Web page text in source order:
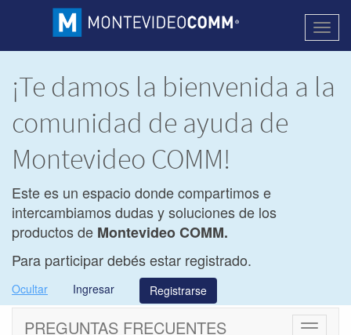
¡Te damos la bienvenida a la
comunidad de ayuda de
Montevideo COMM!
Este es un espacio donde compartimos e
intercambiamos dudas y soluciones de los
productos de Montevideo COMM.
Para participar debés estar registrado.
Ocultar Ingresar Registrarse
Cambiar
PREGUNTAS FRECUENTES